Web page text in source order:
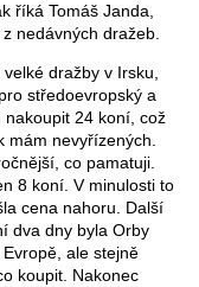
říká Tomáš Janda,
nedávných dražeb.
dražby v Irsku,
středoevropský a
nakoupit 24 koní, což
mám nevyřízených.
co pamatuji.
8 koní. V minulosti to
cena nahoru. Další
dva dny byla Orby
ale stejně
koupit. Nakonec